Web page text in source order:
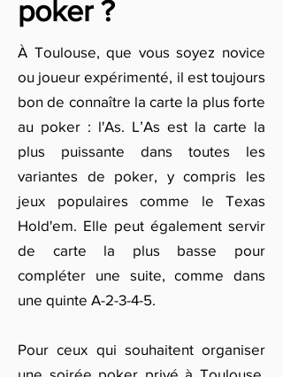
poker ?
À Toulouse, que vous soyez novice
ou joueur expérimenté, il est toujours
bon de connaître la carte la plus forte
au poker : l'As. L’As est la carte la
plus puissante dans toutes les
variantes de poker, y compris les
jeux populaires comme le Texas
Hold'em. Elle peut également servir
de carte la plus basse pour
compléter une suite, comme dans
une quinte A-2-3-4-5.
Pour ceux qui souhaitent organiser